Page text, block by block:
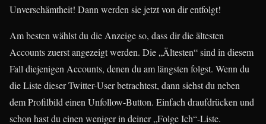
Unverschämtheit! Dann werden sie jetzt von dir entfolgt!
Am besten wählst du die Anzeige so, dass dir die ältesten
Accounts zuerst angezeigt werden. Die „Ältesten“ sind in diesem
Fall diejenigen Accounts, denen du am längsten folgst. Wenn du
die Liste dieser Twitter-User betrachtest, dann siehst du neben
dem Profilbild einen Unfollow-Button. Einfach draufdrücken und
schon hast du einen weniger in deiner „Folge Ich“-Liste.